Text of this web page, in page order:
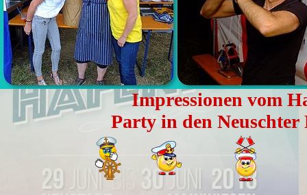
Impressionen vom
Party in den